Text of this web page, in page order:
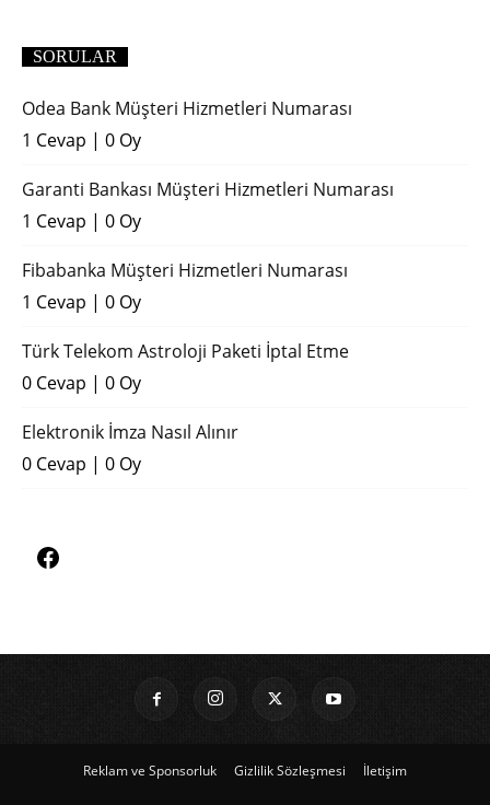
SORULAR
Odea Bank Müşteri Hizmetleri Numarası
1 Cevap | 0 Oy
Garanti Bankası Müşteri Hizmetleri Numarası
1 Cevap | 0 Oy
Fibabanka Müşteri Hizmetleri Numarası
1 Cevap | 0 Oy
Türk Telekom Astroloji Paketi İptal Etme
0 Cevap | 0 Oy
Elektronik İmza Nasıl Alınır
0 Cevap | 0 Oy
Reklam ve Sponsorluk Gizlilik Sözleşmesi İletişim